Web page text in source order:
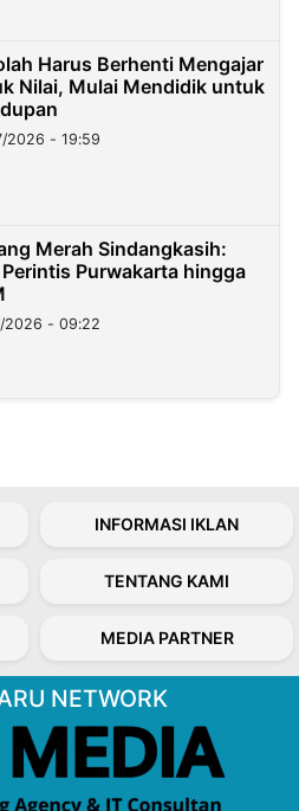
Harus Berhenti Mengajar
Nilai, Mulai Mendidik untuk
2026 - 19:59
Merah Sindangkasih:
Perintis Purwakarta hingga
2026 - 09:22
INFORMASI IKLAN
TENTANG KAMI
MEDIA PARTNER
NETWORK